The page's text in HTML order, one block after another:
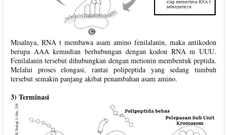
Misalnya, RNA t membawa asam amino fenilalanin, maka antikodon
berupa AAA kemudian berhubungan dengan kodon RNA m UUU.
Fenilalanin tersebut dihubungkan dengan metionin membentuk peptida.
Melalui proses elongasi, rantai polipeptida yang sedang tumbuh
tersebut semakin panjang akibat penambahan asam amino.
3) Terminasi